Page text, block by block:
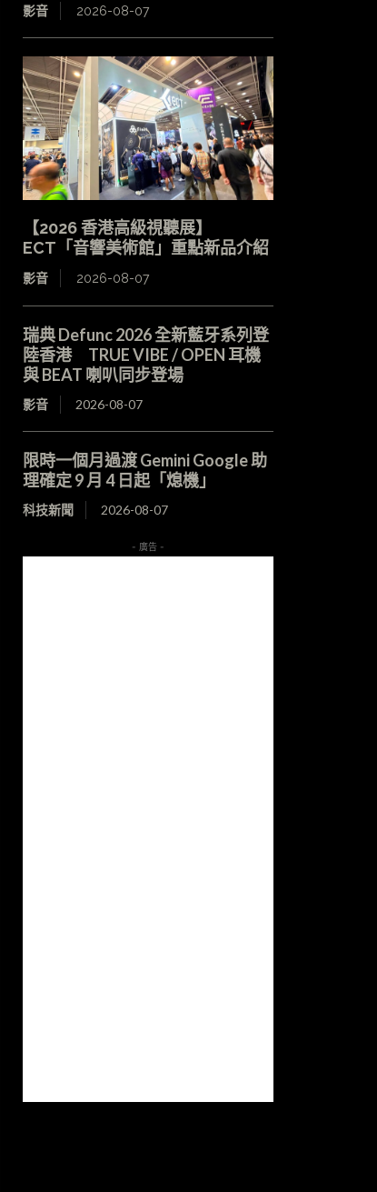
影音 2026-08-07
【2026 香港高級視聽展】
ECT「音響美術館」重點新品介紹
影音 2026-08-07
瑞典 Defunc 2026 全新藍牙系列登
陸香港 TRUE VIBE / OPEN 耳機
與 BEAT 喇叭同步登場
影音 2026-08-07
限時一個月過渡 Gemini Google 助
理確定 9 月 4 日起「熄機」
科技新聞 2026-08-07
- 廣告 -